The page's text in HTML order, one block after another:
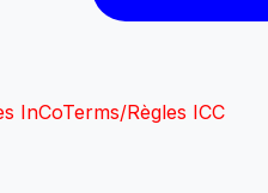
InCoTerms/Règles ICC